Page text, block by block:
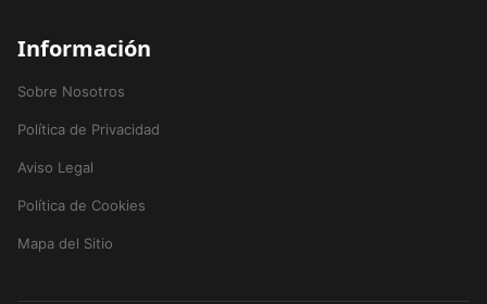
Información
Sobre Nosotros
Política de Privacidad
Aviso Legal
Política de Cookies
Mapa del Sitio